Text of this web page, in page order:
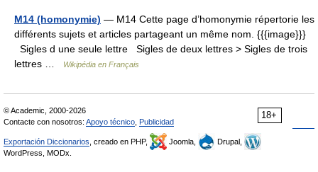
M14 (homonymie) — M14 Cette page d’homonymie répertorie les
différents sujets et articles partageant un même nom. {{{image}}}
Sigles d une seule lettre Sigles de deux lettres > Sigles de trois
lettres …
Wikipédia en Français
18+
© Academic, 2000-2026
Contacte con nosotros: Apoyo técnico Publicidad
Exportación Diccionarios , creado en PHP, Joomla,
Drupal,
WordPress, MODx.